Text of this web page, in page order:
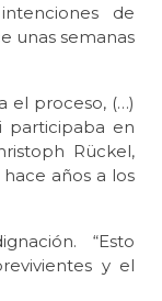
de
unas semanas
el proceso, (…)
participaba en
Rückel,
años a los
“Esto
y el